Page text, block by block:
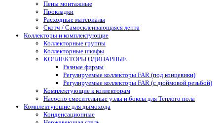
Пены монтажные
Прокладки
Расходные материалы
Скотч / Самосклеивающаяся лента
Коллекторы и комплектующие
Коллекторные группы
Коллекторные шкафы
КОЛЛЕКТОРЫ ОДИНАРНЫЕ
Разные фирмы
Регулируемые коллекторы FAR (под концевики)
Регулируемые коллекторы FAR (с дюймовой резьбой)
Комплектующие к коллекторам
Насосно смесительные узлы и боксы для Теплого пола
Комплектующие для дымохода
Конденсационные